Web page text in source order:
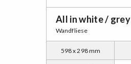
All in white / grey
Wandfliese
598 x 298 mm